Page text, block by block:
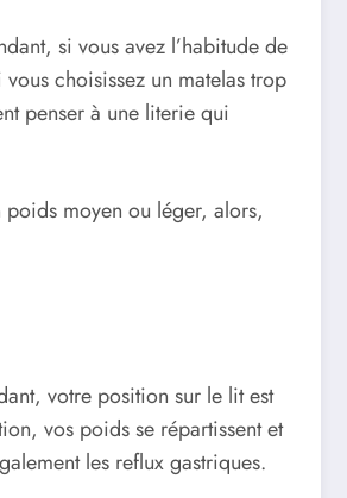
si vous avez l’habitude de
choisissez un matelas trop
penser à une literie qui
poids moyen ou léger, alors,
votre position sur le lit est
vos poids se répartissent et
les reflux gastriques.